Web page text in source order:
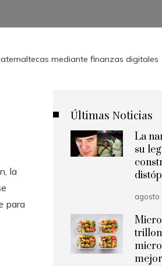
mediante finanzas digitales
la
para
Últimas Noticias
La
su
agosto